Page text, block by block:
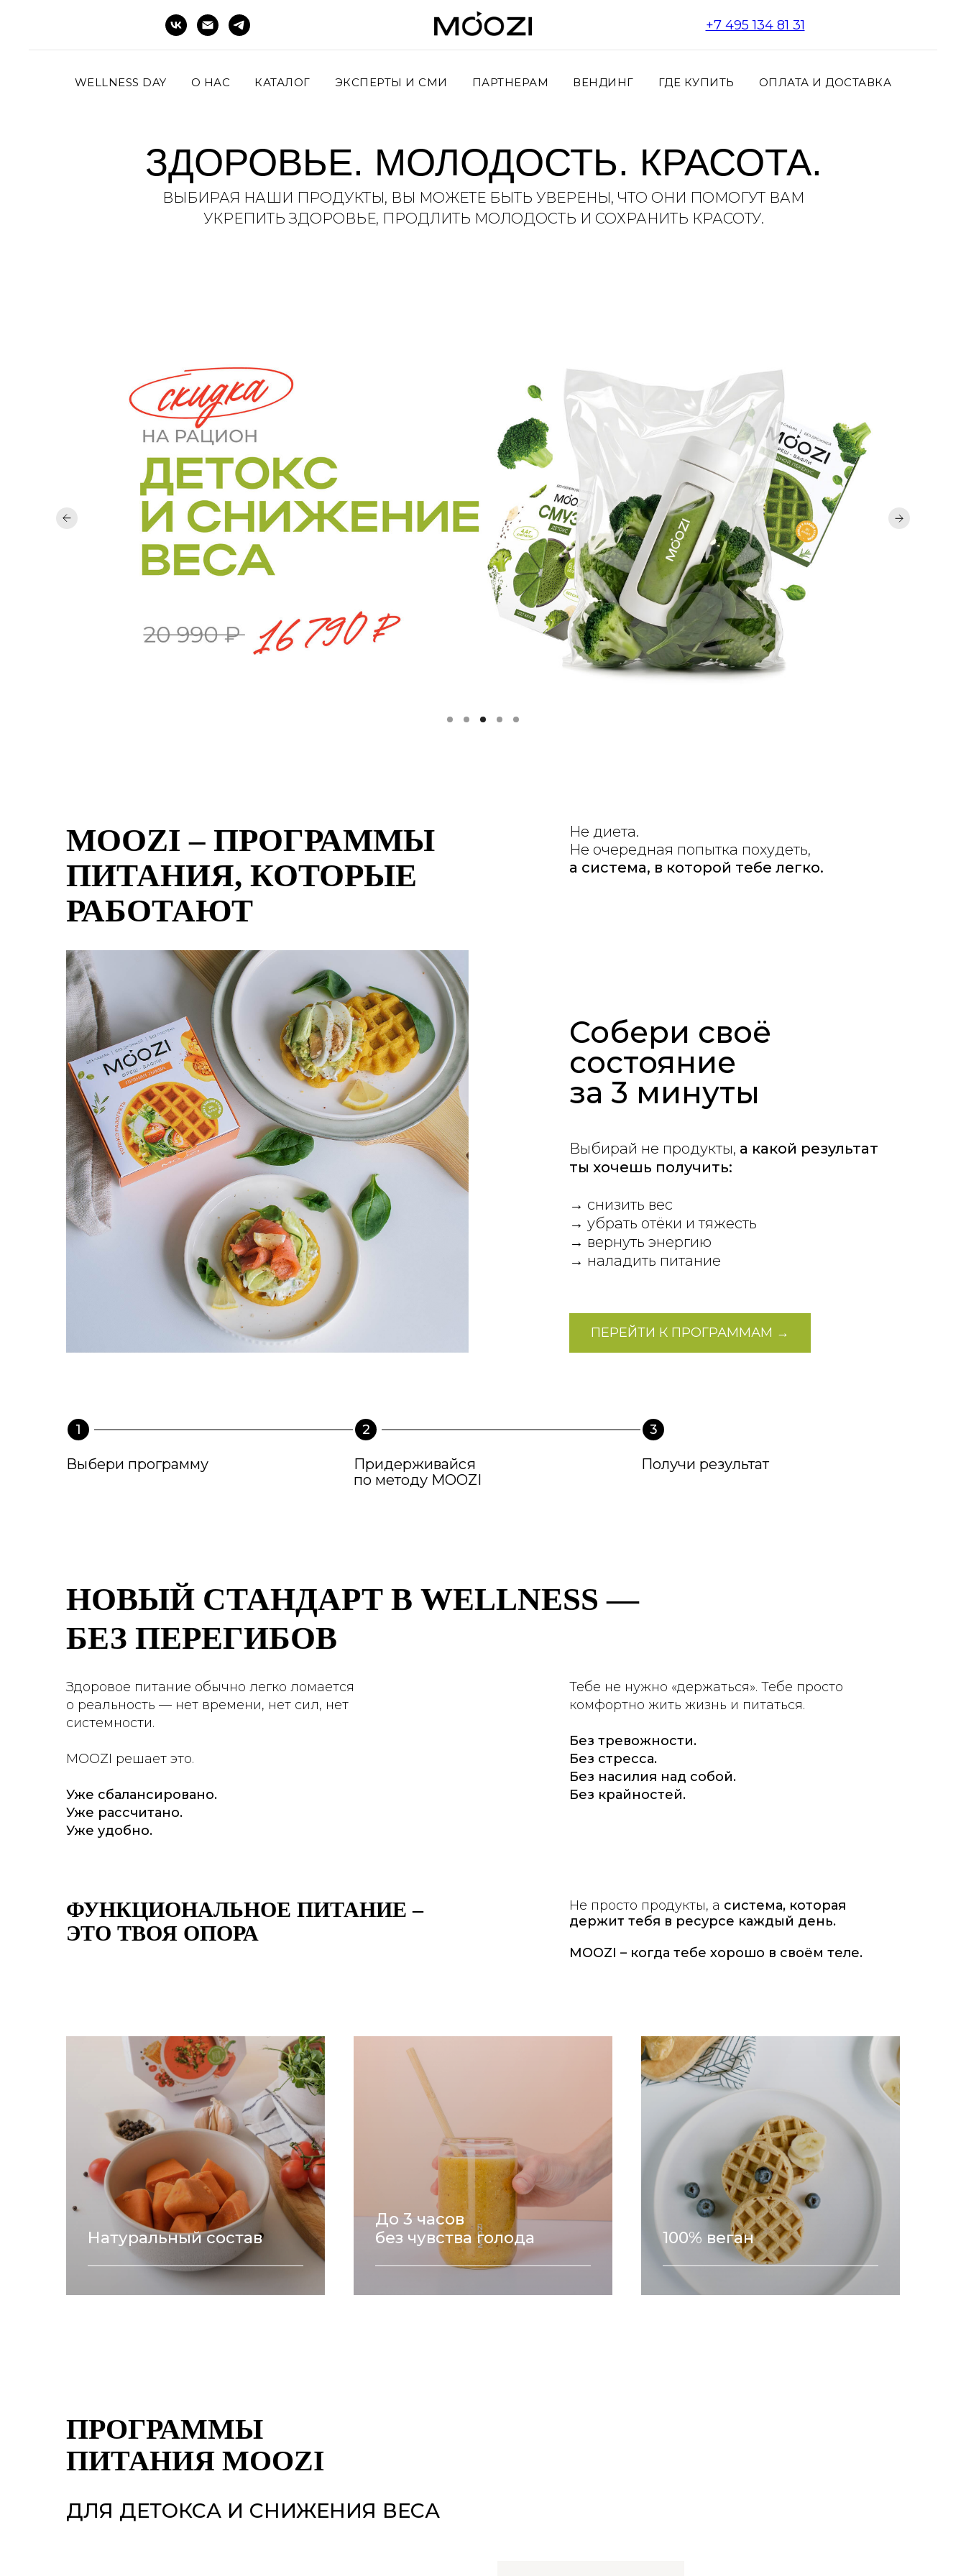
+7 495 134 81 31
WELLNESS DAY О НАС КАТАЛОГ ЭКСПЕРТЫ И СМИ ПАРТНЕРАМ ВЕНДИНГ ГДЕ КУПИТЬ ОПЛАТА И ДОСТАВКА
ЗДОРОВЬЕ. МОЛОДОСТЬ. КРАСОТА.
ВЫБИРАЯ НАШИ ПРОДУКТЫ, ВЫ МОЖЕТЕ БЫТЬ УВЕРЕНЫ, ЧТО ОНИ ПОМОГУТ ВАМ
УКРЕПИТЬ ЗДОРОВЬЕ, ПРОДЛИТЬ МОЛОДОСТЬ И СОХРАНИТЬ КРАСОТУ.
MOOZI – ПРОГРАММЫ
ПИТАНИЯ, КОТОРЫЕ
РАБОТАЮТ
Не диета.
Не очередная попытка похудеть,
а система, в которой тебе легко.
Собери своё
состояние
за 3 минуты
Выбирай не продукты, а какой результат
ты хочешь получить:
→ снизить вес
→ убрать отёки и тяжесть
→ вернуть энергию
→ наладить питание
ПЕРЕЙТИ К ПРОГРАММАМ →
Выбери программу
Придерживайся
по методу MOOZI
Получи результат
НОВЫЙ СТАНДАРТ В WELLNESS —
БЕЗ ПЕРЕГИБОВ
Здоровое питание обычно легко ломается
о реальность — нет времени, нет сил, нет
системности.
MOOZI решает это.
Уже сбалансировано.
Уже рассчитано.
Уже удобно.
Тебе не нужно «держаться». Тебе просто
комфортно жить жизнь и питаться.
Без тревожности.
Без стресса.
Без насилия над собой.
Без крайностей.
ФУНКЦИОНАЛЬНОЕ ПИТАНИЕ –
ЭТО ТВОЯ ОПОРА
Не просто продукты, а система, которая
держит тебя в ресурсе каждый день.
MOOZI – когда тебе хорошо в своём теле.
Натуральный состав
До 3 часов
без чувства голода
100% веган
ПРОГРАММЫ
ПИТАНИЯ MOOZI
ДЛЯ ДЕТОКСА И СНИЖЕНИЯ ВЕСА